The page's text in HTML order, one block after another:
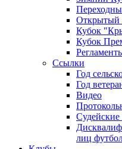
Открытый
Кубок
Кубок
Ссылки
Год
Год
Видео
Судейские
лиц